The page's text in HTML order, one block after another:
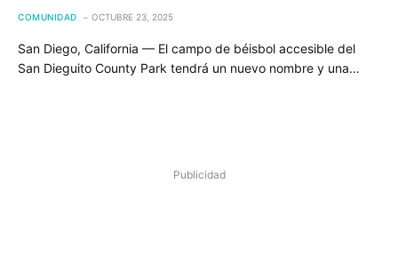
COMUNIDAD OCTUBRE 23, 2025
San Diego, California — El campo de béisbol accesible del
San Dieguito County Park tendrá un nuevo nombre y una…
Publicidad